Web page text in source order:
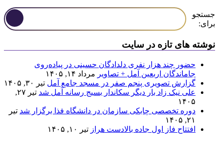
جستجو
برای:
نوشته های تازه در سایت
حضور چند هزار نفری دلدادگان حسینی در پیاده‌روی
جاماندگان اربعین آمل + تصاویر مرداد ۱۴, ۱۴۰۵
گزارش تصویری پنجم صفر در مسجد جامع آمل تیر ۳۰, ۱۴۰۵
علی نیک زاد بار دیگر سکاندار بسیج رسانه آمل شد
تیر ۲۷,
۱۴۰۵
دوره تخصصی چابکی سازمان در دانشگاه فذا برگزار شد تیر
۲۱, ۱۴۰۵
افتتاح فاز اول جاده بالادست هراز تیر ۱۰, ۱۴۰۵